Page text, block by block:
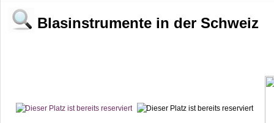
Blasinstrumente in der Schweiz